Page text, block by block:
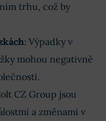
trhu, což by
: Výpadky v
mohou negativně
CZ Group jsou
a změnami v